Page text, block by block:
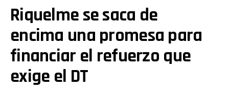
Riquelme se saca de
encima una promesa para
financiar el refuerzo que
exige el DT